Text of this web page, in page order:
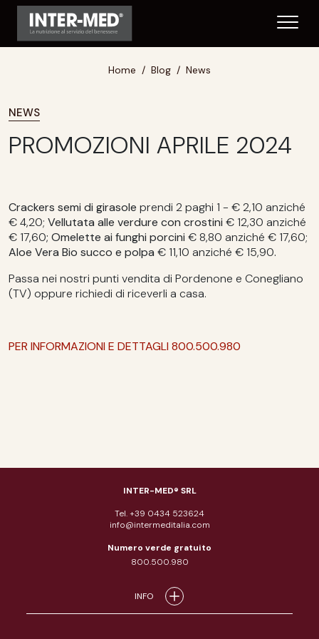
Home Blog News
NEWS
PROMOZIONI APRILE 2024
Crackers semi di girasole prendi 2 paghi 1 - € 2,10 anziché
€ 4,20; Vellutata alle verdure con crostini € 12,30 anziché
€ 17,60; Omelette ai funghi porcini € 8,80 anziché € 17,60;
Aloe Vera Bio succo e polpa € 11,10 anziché € 15,90.
Passa nei nostri punti vendita di Pordenone e Conegliano
(TV) oppure richiedi di riceverli a casa.
PER INFORMAZIONI E DETTAGLI 800.500.980
INTER-MED® SRL
Tel. +39 0434 523624
info@intermeditalia.com
Numero verde gratuito
800.500.980
INFO